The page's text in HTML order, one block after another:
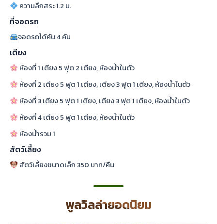
ความลึกสระ 1.2 ม.
ที่จอดรถ
จอดรถได้คัน 4 คัน
เตียง
ห้องที่ 1 เตียง 5 ฟุต 2 เตียง, ห้องน้ำในตัว
ห้องที่ 2 เตียง 5 ฟุต 1 เตียง, เตียง 3 ฟุต 1 เตียง, ห้องน้ำในตัว
ห้องที่ 3 เตียง 5 ฟุต 1 เตียง, เตียง 3 ฟุต 1 เตียง, ห้องน้ำในตัว
ห้องที่ 4 เตียง 5 ฟุต 1 เตียง, ห้องน้ำในตัว
ห้องน้ำรวม 1
สัตว์เลี้ยง
สัตว์เลี้ยงขนาดเล็ก 350 บาท/คืน
พูลวิลล่ายอดนิยม